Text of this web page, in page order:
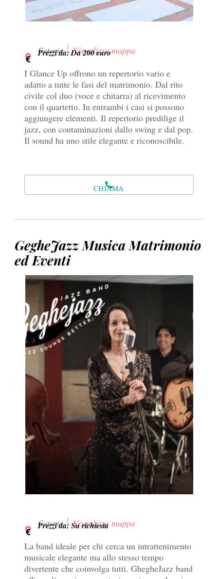
Catania Visualizza mappa
Prezzi da: Da 200 euro
I Glance Up offrono un repertorio vario e
adatto a tutte le fasi del matrimonio. Dal rito
civile col duo (voce e chitarra) al ricevimento
con il quartetto. In entrambi i casi si possono
aggiungere elementi. Il repertorio predilige il
jazz, con contaminazioni dallo swing e dal pop.
Il sound ha uno stile elegante e riconoscibile.
CHIAMA
GegheJazz Musica Matrimonio
ed Eventi
Catania Visualizza mappa
Prezzi da: Su richiesta
La band ideale per chi cerca un intrattenimento
musicale elegante ma allo stesso tempo
divertente che coinvolga tutti. GhegheJazz band